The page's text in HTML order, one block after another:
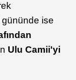
ise
Ulu Camii'yi